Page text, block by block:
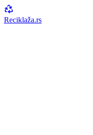
Reciklaža.rs